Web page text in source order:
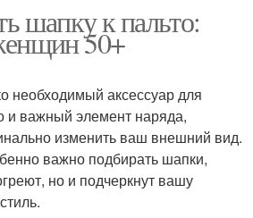
шапку к пальто:
50+
необходимый аксессуар для
и важный элемент наряда,
изменить ваш внешний вид.
важно подбирать шапки,
но и подчеркнут вашу